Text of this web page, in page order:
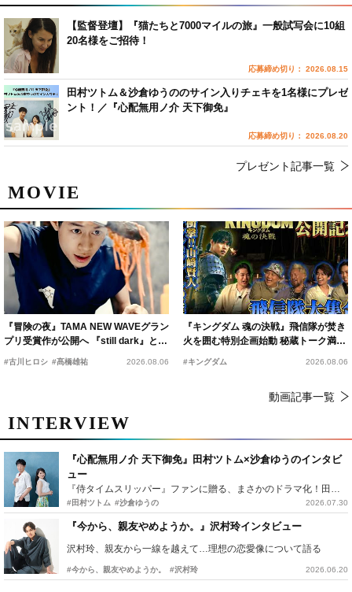
MOVIE
『冒険の夜』TAMA NEW WAVEグラン
プリ受賞作が公開へ 『still dark』と同
時上映決定
#古川ヒロシ #髙橋雄祐 2026.08.06
『キングダム 魂の決戦』飛信隊が焚き
火を囲む特別企画始動 秘蔵トーク満載
の“キングダムキャンプ”開催
#キングダム 2026.08.06
動画記事一覧
INTERVIEW
『心配無用ノ介 天下御免』田村ツトム×沙倉ゆうのインタビ
ュー
『侍タイムスリッパー』ファンに贈る、まさかのドラマ化！田村ツトム×沙倉ゆうのが語る『心配無用ノ介』撮影秘話
#田村ツトム #沙倉ゆうの 2026.07.30
『今から、親友やめようか。』沢村玲インタビュー
沢村玲、親友から一線を越えて…理想の恋愛像について語る
#今から、親友やめようか。 #沢村玲 2026.06.20
【監督登壇】『猫たちと7000マイルの旅』一般試写会に10組
20名様をご招待！
応募締め切り： 2026.08.15
田村ツトム＆沙倉ゆうののサイン入りチェキを1名様にプレゼ
ント！／『心配無用ノ介 天下御免』
応募締め切り： 2026.08.20
プレゼント記事一覧